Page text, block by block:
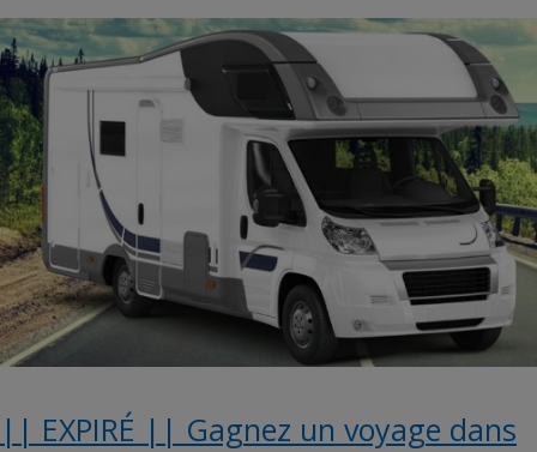
|| EXPIRÉ || Gagnez un voyage dans